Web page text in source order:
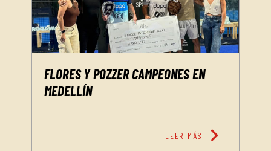
FLORES Y POZZER CAMPEONES EN
MEDELLÍN
LEER MÁS chevron_right